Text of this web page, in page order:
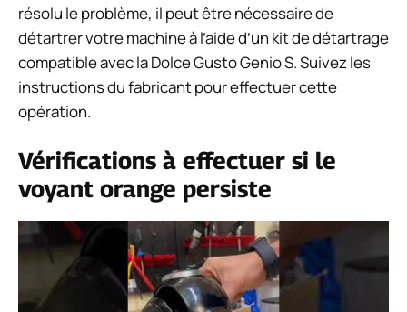
résolu le problème, il peut être nécessaire de
détartrer votre machine à l’aide d’un kit de détartrage
compatible avec la Dolce Gusto Genio S. Suivez les
instructions du fabricant pour effectuer cette
opération.
Vérifications à effectuer si le
voyant orange persiste